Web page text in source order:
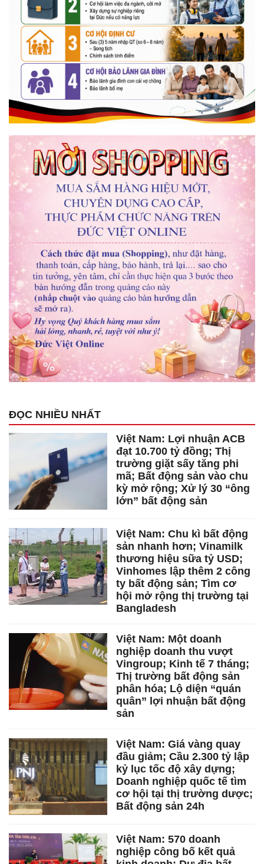
ĐỌC NHIỀU NHẤT
Việt Nam: Lợi nhuận ACB
đạt 10.700 tỷ đồng; Thị
trường giặt sấy tăng phi
mã; Bất động sản vào chu
kỳ mở rộng; Xử lý 30 “ông
lớn” bất động sản
Việt Nam: Chu kì bất động
sản nhanh hơn; Vinamilk
thương hiệu sữa tỷ USD;
Vinhomes lập thêm 2 công
ty bất động sản; Tìm cơ
hội mở rộng thị trường tại
Bangladesh
Việt Nam: Một doanh
nghiệp doanh thu vượt
Vingroup; Kinh tế 7 tháng;
Thị trường bất động sản
phân hóa; Lộ diện “quán
quân” lợi nhuận bất động
sản
Việt Nam: Giá vàng quay
đầu giảm; Cầu 2.300 tỷ lập
kỷ lục tốc độ xây dựng;
Doanh nghiệp quốc tế tìm
cơ hội tại thị trường dược;
Bất động sản 24h
Việt Nam: 570 doanh
nghiệp công bố kết quả